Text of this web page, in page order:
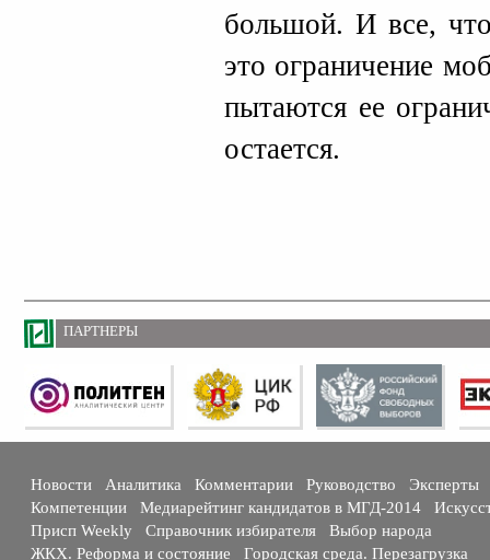
большой. И все,
это ограничение
пытаются ее
остается.
ПАРТНЕРЫ
Новости Аналитика Комментарии Руководство
Эксперты
Компетенции
Медиарейтинг кандидатов в МГД-2014
Присп Weekly
Справочник избирателя
Выбор народа
ЖКХ. Реформа и состояние
Городская среда. Перезагрузка